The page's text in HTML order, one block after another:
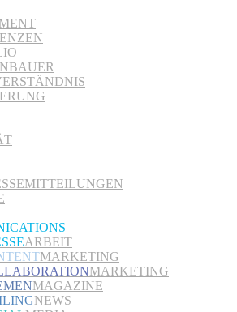
ARBEIT
MARKETING
MARKETING
MAGAZINE
NEWS